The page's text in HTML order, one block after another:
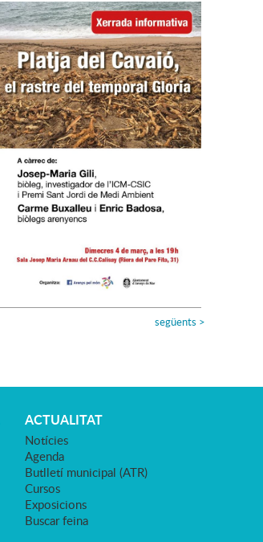
següents >
ACTUALITAT
Notícies
Agenda
Butlletí municipal (ATR)
Cursos
Exposicions
Buscar feina